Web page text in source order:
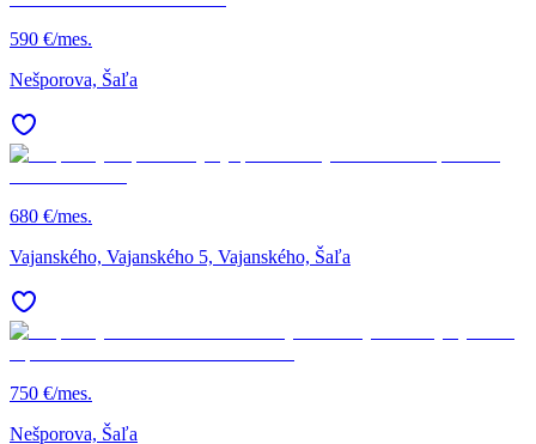
590 €/mes.
Nešporova, Šaľa
680 €/mes.
Vajanského, Vajanského 5, Vajanského, Šaľa
750 €/mes.
Nešporova, Šaľa